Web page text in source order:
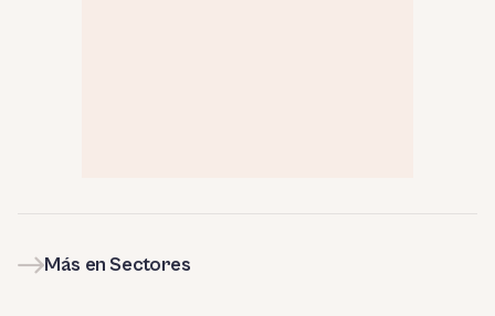
Más en Sectores